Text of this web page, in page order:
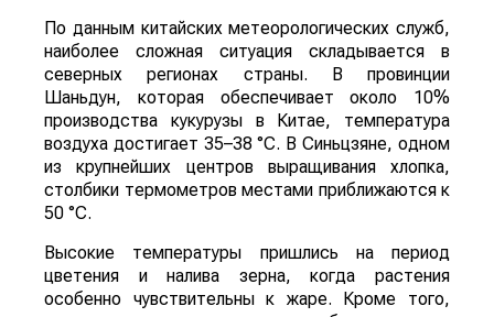
По данным китайских метеорологических служб,
наиболее сложная ситуация складывается в
северных регионах страны. В провинции
Шаньдун, которая обеспечивает около 10%
производства кукурузы в Китае, температура
воздуха достигает 35–38 °C. В Синьцзяне, одном
из крупнейших центров выращивания хлопка,
столбики термометров местами приближаются к
50 °C.
Высокие температуры пришлись на период
цветения и налива зерна, когда растения
особенно чувствительны к жаре. Кроме того,